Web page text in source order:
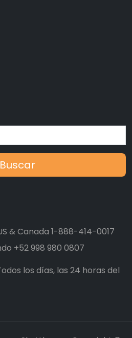
Buscar
& Canada 1-888-414-0017
+52 998 980 0807
los días, las 24 horas del